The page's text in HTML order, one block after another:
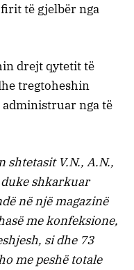
të gjelbër nga
drejt qytetit të
tregtoheshin
nga të
shtetasit V.N., A.N.,
duke shkarkuar
në një magazinë
me konfeksione,
si dhe 73
me peshë totale